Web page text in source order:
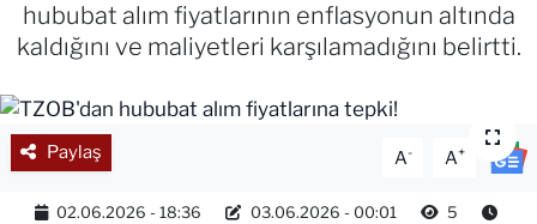
hububat alım fiyatlarının enflasyonun altında
kaldığını ve maliyetleri karşılamadığını belirtti.
Paylaş A- A+
02.06.2026 - 18:36 03.06.2026 - 00:01
5